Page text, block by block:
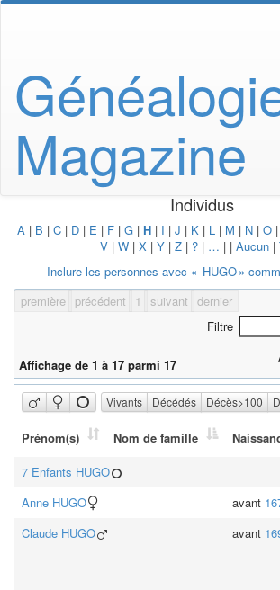
Magazine
Individus
A | B | C | D | E | F | G | H | I | J | K | L | M | N | O |
V| W| X| Y| Z| ?| … | | Aucun|
Inclure les personnes avec « HUGO»
première précédent 1 suivant
dernier
Filtre
Affichage de 1 à 17 parmi 17
Vivants Décédés Décès>100
Prénom(s) Nom de famille
7 Enfants HUGO
Anne HUGO avant
Claude HUGO avant